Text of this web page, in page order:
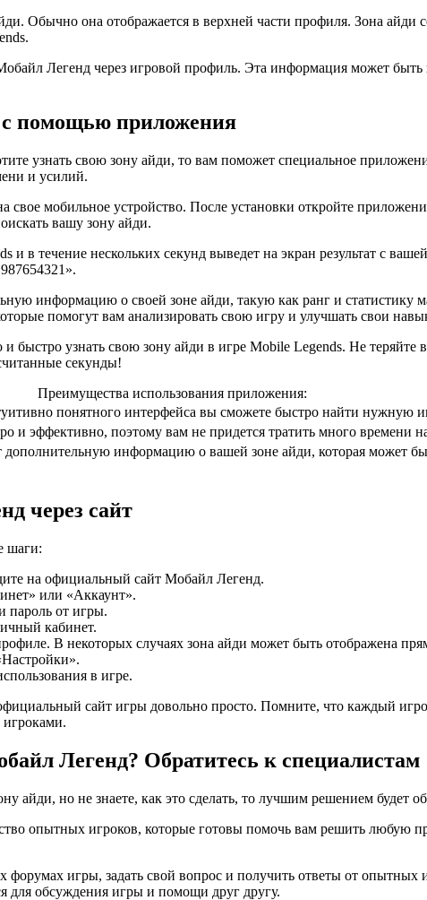
Обычно она отображается в верхней части профиля. Зона айди
Легенд через игровой профиль. Эта информация может
с помощью приложения
узнать свою зону айди, то вам поможет специальное
и усилий.
свое мобильное устройство. После установки откройте
вашу зону айди.
в течение нескольких секунд выведет на экран результат с
информацию о своей зоне айди, такую как ранг и статистику
помогут вам анализировать свою игру и улучшать свои
узнать свою зону айди в игре Mobile Legends. Не теряйте
секунды!
Преимущества использования приложения:
понятного интерфейса вы сможете быстро найти нужную
и эффективно, поэтому вам не придется тратить много времени
информацию о вашей зоне айди, которая может
через сайт
шаги:
на официальный сайт Мобайл Легенд.
или «Аккаунт».
пароль от игры.
кабинет.
В некоторых случаях зона айди может быть отображена
в игре.
сайт игры довольно просто. Помните, что каждый
Легенд? Обратитесь к специалистам
айди, но не знаете, как это сделать, то лучшим решением будет
опытных игроков, которые готовы помочь вам решить любую
игры, задать свой вопрос и получить ответы от
для обсуждения игры и помощи друг другу.